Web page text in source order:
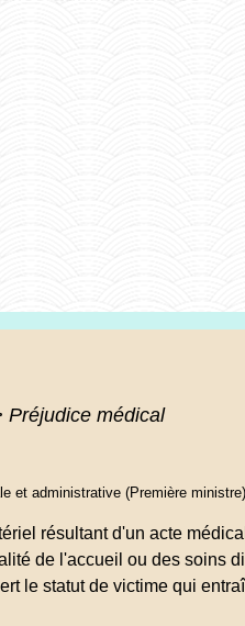
Préjudice médical
et administrative (Première ministre)
résultant d'un acte
de l'accueil ou des soins
le statut de victime qui